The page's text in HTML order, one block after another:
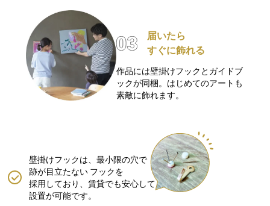
届いたら
すぐに飾れる
作品には壁掛けフックとガイドブ
ックが同梱。はじめてのアートも
素敵に飾れます。
壁掛けフックは、最小限の穴で
跡が目立たない フックを
採用しており、賃貸でも安心して
設置が可能です。